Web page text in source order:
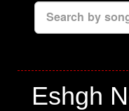
Search by
Eshgh